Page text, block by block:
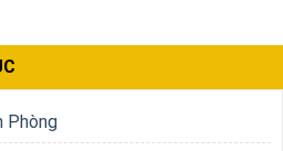
Phòng